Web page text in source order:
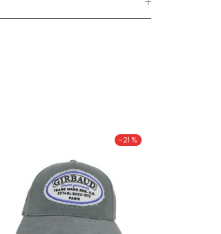
-21 %